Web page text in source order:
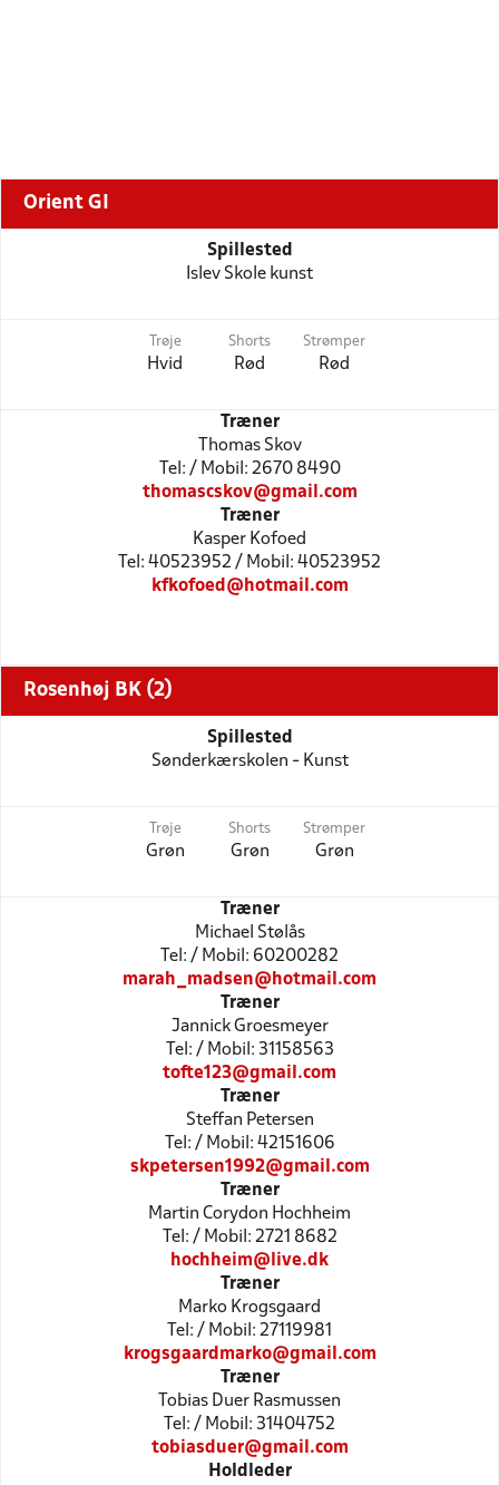
Orient GI
Spillested
Islev Skole kunst
Trøje
Hvid
Shorts
Rød
Strømper
Rød
Træner
Thomas Skov
Tel: / Mobil: 2670 8490
thomascskov@gmail.com
Træner
Kasper Kofoed
Tel: 40523952 / Mobil: 40523952
kfkofoed@hotmail.com
Rosenhøj BK (2)
Spillested
Sønderkærskolen - Kunst
Trøje
Grøn
Shorts
Grøn
Strømper
Grøn
Træner
Michael Stølås
Tel: / Mobil: 60200282
marah_madsen@hotmail.com
Træner
Jannick Groesmeyer
Tel: / Mobil: 31158563
tofte123@gmail.com
Træner
Steffan Petersen
Tel: / Mobil: 42151606
skpetersen1992@gmail.com
Træner
Martin Corydon Hochheim
Tel: / Mobil: 2721 8682
hochheim@live.dk
Træner
Marko Krogsgaard
Tel: / Mobil: 27119981
krogsgaardmarko@gmail.com
Træner
Tobias Duer Rasmussen
Tel: / Mobil: 31404752
tobiasduer@gmail.com
Holdleder